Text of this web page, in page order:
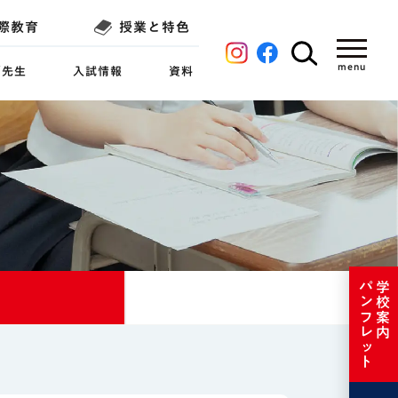
学校案内
パンフレット
教育 授業と特色
生 入試情報 資料